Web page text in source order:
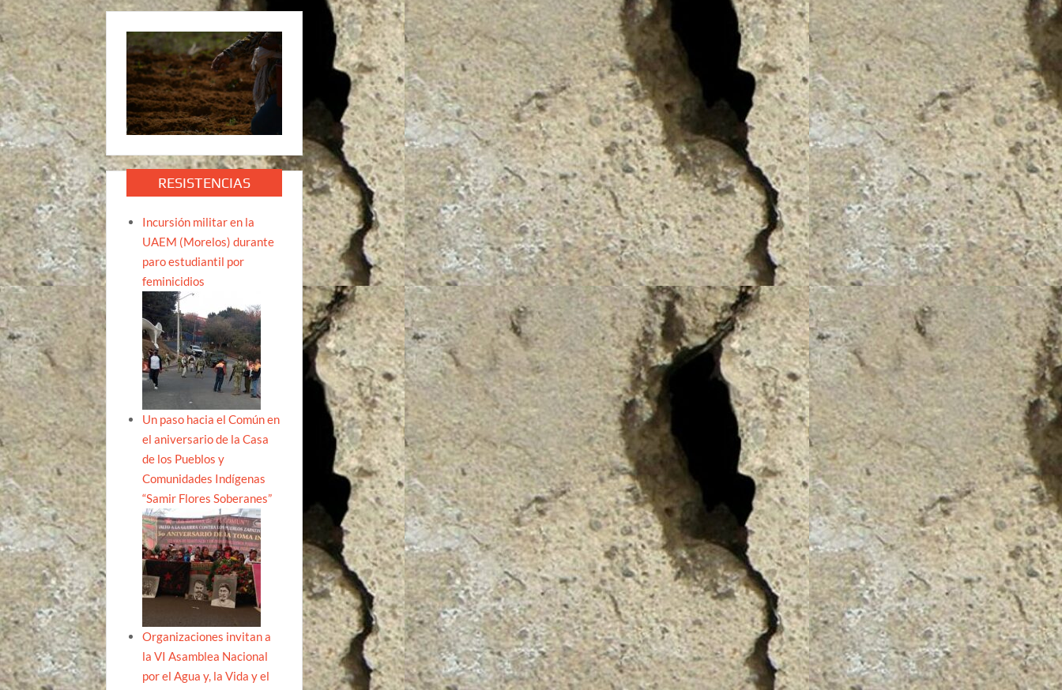
RESISTENCIAS
Incursión militar en la
UAEM (Morelos) durante
paro estudiantil por
feminicidios
Un paso hacia el Común en
el aniversario de la Casa
de los Pueblos y
Comunidades Indígenas
“Samir Flores Soberanes”
Organizaciones invitan a
la VI Asamblea Nacional
por el Agua y, la Vida y el